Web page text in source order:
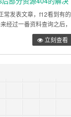
常发表文章，f12看到有的
经过一番资料查询之后，
软件的allowoverride设置
成all之后wp就恢复了正
务器，这里以centos7为
立刻查看